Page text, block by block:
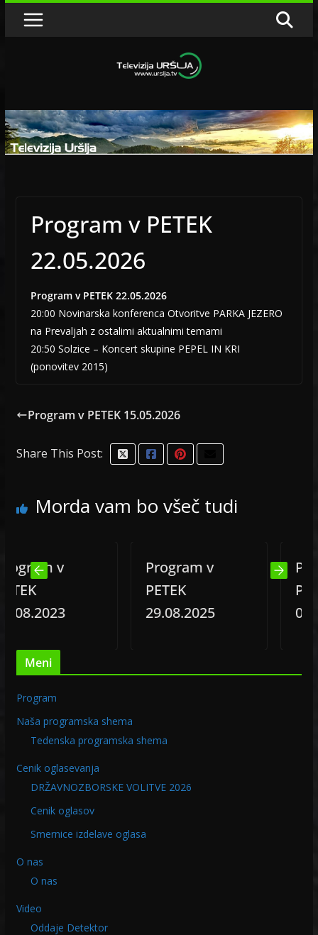
Skip
Program v PETEK
22.05.2026
Program v PETEK 22.05.2026
20:00 Novinarska konferenca Otvoritve PARKA JEZERO
na Prevaljah z ostalimi aktualnimi temami
20:50 Solzice – Koncert skupine PEPEL IN KRI
(ponovitev 2015)
Program v PETEK 15.05.2026
Share This Post:
Morda vam bo všeč tudi
v
Program v
PETEK
29.08.2025
PETEK
Meni
Program
Naša programska shema
Tedenska programska shema
Cenik oglasevanja
DRŽAVNOZBORSKE VOLITVE 2026
Cenik oglasov
Smernice izdelave oglasa
O nas
O nas
Video
Oddaje Detektor